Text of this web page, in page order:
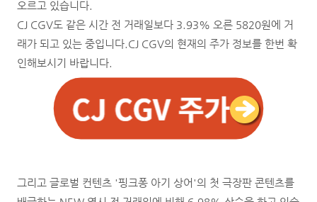
오르고 있습니다.
CJ CGV도 같은 시간 전 거래일보다 3.93% 오른 5820원에 거
래가 되고 있는 중입니다. CJ CGV의 현재의 주가 정보를 한번 확
인해보시기 바랍니다.
그리고 글로벌 컨텐츠 '핑크퐁 아기 상어'의 첫 극장판 콘텐츠를